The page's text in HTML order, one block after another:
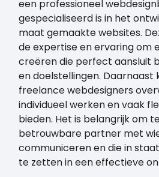
een professioneel
gespecialiseerd is in het
maat gemaakte websites.
de expertise en ervaring om
creëren die perfect aansluit
en doelstellingen. Daarnaast
freelance webdesigners
individueel werken en vaak
bieden. Het is belangrijk om
betrouwbare partner met
communiceren en die in
te zetten in een effectieve